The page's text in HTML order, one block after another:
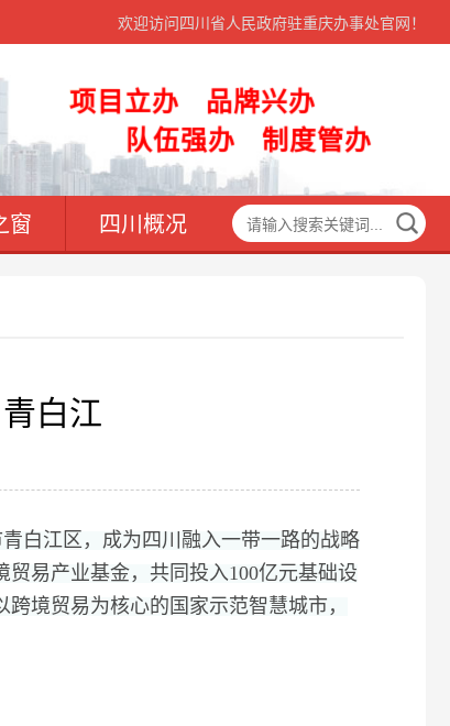
欢迎访问四川省人民政府驻重庆办事处官网！
项目立办 品牌兴办
队伍强办 制度管办
窗 四川概况
白江
白江区， 成为四川融入一带一路的战略
易产业基金， 共同投入100亿元基础设
跨境贸易为核心的国家示范智慧城市，